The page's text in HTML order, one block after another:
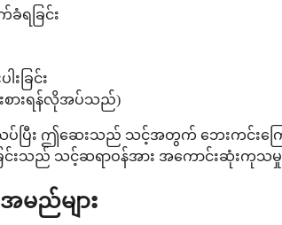
ရခြင်း
ခြင်း
းစားရန်လိုအပ်သည်)
ဆေးသည် သင့်အတွက် ဘေးကင်းကြောင်း
ောဆိုခြင်းသည် သင့်ဆရာဝန်အား အကောင်းဆုံ
မည်များ